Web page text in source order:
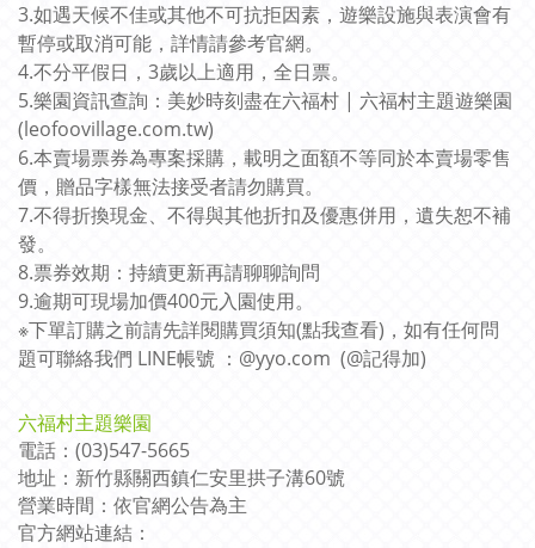
3.如遇天候不佳或其他不可抗拒因素，遊樂設施與表演會有
暫停或取消可能，詳情請參考官網。
4.不分平假日， 3歲以上適用 ，全日票。
5.樂園資訊查詢：美妙時刻盡在六福村 | 六福村主題遊樂園
(leofoovillage.com.tw)
6.本賣場票券為專案採購，載明之面額不等同於本賣場零售
價，贈品字樣無法接受者請勿購買。
7.不得折換現金、不得與其他折扣及優惠併用，遺失恕不補
發。
8.票券效期：持續更新再請聊聊詢問
9.逾期可現場加價400元入園使用。
※下單訂購之前請先詳閱購買須知(點我查看)，如有任何問
題可聯絡我們 LINE帳號 ：@yyo.com (@記得加)
六福村主題樂園
電話：(03)547-5665
地址：新竹縣關西鎮仁安里拱子溝60號
營業時間：依官網公告為主
官方網站連結：